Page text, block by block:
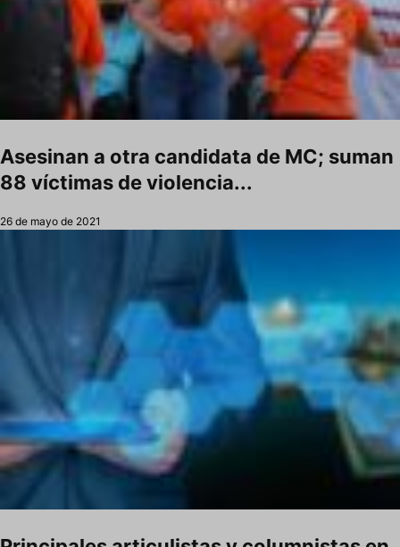
Asesinan a otra candidata de MC; suman
88 víctimas de violencia...
26 de mayo de 2021